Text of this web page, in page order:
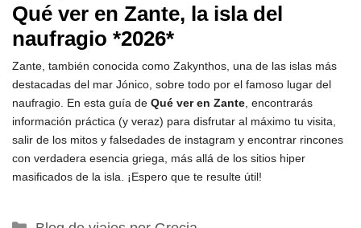
Qué ver en Zante, la isla del
naufragio *2026*
Zante, también conocida como Zakynthos, una de las islas más
destacadas del mar Jónico, sobre todo por el famoso lugar del
naufragio. En esta guía de Qué ver en Zante , encontrarás
información práctica (y veraz) para disfrutar al máximo tu visita,
salir de los mitos y falsedades de instagram y encontrar rincones
con verdadera esencia griega, más allá de los sitios hiper
masificados de la isla. ¡Espero que te resulte útil!
Categorías